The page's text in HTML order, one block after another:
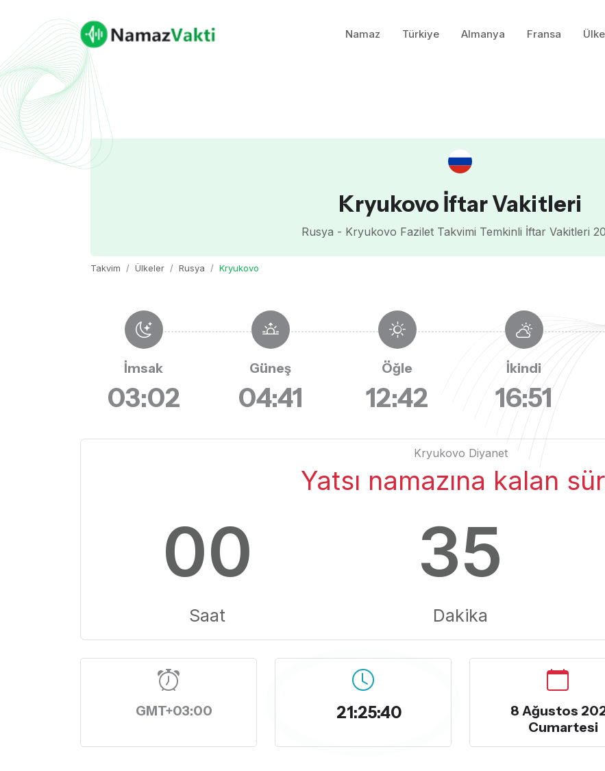
Namaz Türkiye Almanya Fransa
Kryukovo İftar Vakitleri
Rusya - Kryukovo Fazilet Takvimi Temkinli İftar Vakitleri
Takvim Ülkeler Rusya Kryukovo
İmsak
03:02
Güneş
04:41
Öğle
12:42
İkindi
16:51
Kryukovo Diyanet
Yatsı namazına kalan
00
Saat
35
Dakika
GMT+03:00 21:25:41
8 Ağustos
Cumartesi